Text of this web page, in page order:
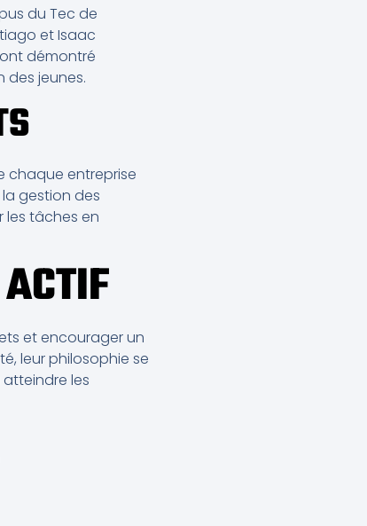
du Tec de
et Isaac
démontré
des jeunes.
chaque entreprise
gestion des
les tâches en
et encourager un
leur philosophie se
les